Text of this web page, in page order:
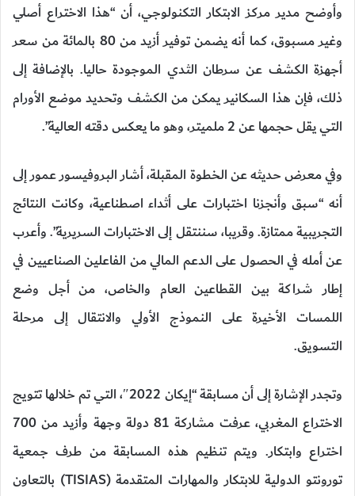
وأوضح مدير مركز الابتكار التكنولوجي، أن “هذا الاختراع أصلي
وغير مسبوق، كما أنه يضمن توفير أزيد من 80 بالمائة من سعر
أجهزة الكشف عن سرطان الثدي الموجودة حاليا. بالإضافة إلى
ذلك، فإن هذا السكانير يمكن من الكشف وتحديد موضع الأورام
التي يقل حجمها عن 2 ملميتر، وهو ما يعكس دقته العالية”.
وفي معرض حديثه عن الخطوة المقبلة، أشار البروفيسور عمور إلى
أنه “سبق وأنجزنا اختبارات على أثداء اصطناعية، وكانت النتائج
التجريبية ممتازة. وقريبا، سننتقل إلى الاختبارات السريرية”. وأعرب
عن أمله في الحصول على الدعم المالي من الفاعلين الصناعيين في
إطار شراكة بين القطاعين العام والخاص، من أجل وضع
اللمسات الأخيرة على النموذج الأولي والانتقال إلى مرحلة
التسويق.
وتجدر الإشارة إلى أن مسابقة “إيكان 2022″، التي تم خلالها تتويج
الاختراع المغربي، عرفت مشاركة 81 دولة وجهة وأزيد من 700
اختراع وابتكار. ويتم تنظيم هذه المسابقة من طرف جمعية
تورونتو الدولية للابتكار والمهارات المتقدمة (TISIAS) بالتعاون